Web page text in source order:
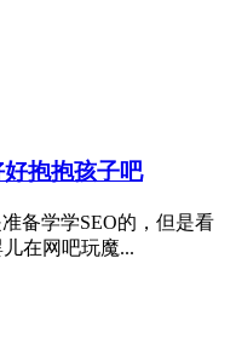
抱抱孩子吧
备学学SEO的，但是看
在网吧玩魔...